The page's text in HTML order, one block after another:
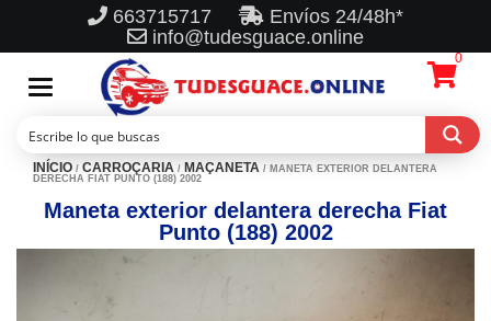
663715717
Envíos 24/48h*
info@tudesguace.online
Toggle
navigation
0
INÍCIO / CARROÇARIA / MAÇANETA / MANETA EXTERIOR DELANTERA
DERECHA FIAT PUNTO (188) 2002
Maneta exterior delantera derecha Fiat
Punto (188) 2002